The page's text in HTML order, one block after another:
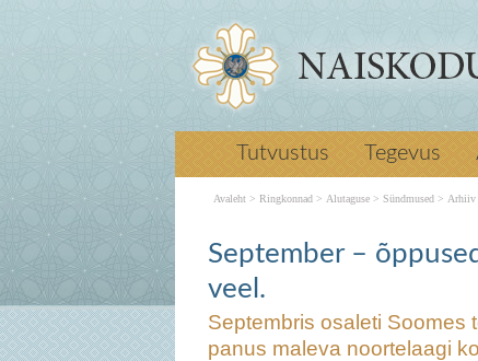
Septembris osaleti Soomes
väljaõpetel ning anti oma panus
September – õppused Soomes,
veel.
Tutvustus Tegevus
Avaleht > Ringkonnad > Alutaguse > Sündmused > Arhiiv
September –
veel.
Septembris osaleti Soomes
panus maleva noortelaagi